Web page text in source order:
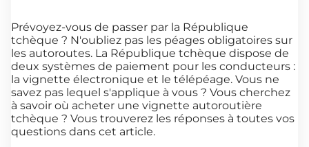
Prévoyez-vous de passer par la République
tchèque ? N'oubliez pas les péages obligatoires sur
les autoroutes. La République tchèque dispose de
deux systèmes de paiement pour les conducteurs :
la vignette électronique et le télépéage. Vous ne
savez pas lequel s'applique à vous ? Vous cherchez
à savoir où acheter une vignette autoroutière
tchèque ? Vous trouverez les réponses à toutes vos
questions dans cet article.